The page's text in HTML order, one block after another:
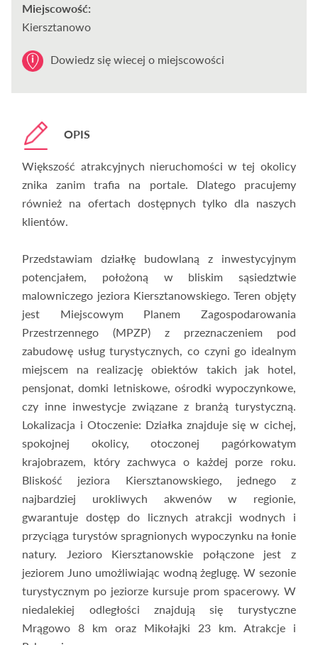
Miejscowość:
Kiersztanowo
Dowiedz się wiecej o miejscowości
OPIS
Większość atrakcyjnych nieruchomości w tej okolicy
znika zanim trafia na portale. Dlatego pracujemy
również na ofertach dostępnych tylko dla naszych
klientów.
Przedstawiam działkę budowlaną z inwestycyjnym
potencjałem, położoną w bliskim sąsiedztwie
malowniczego jeziora Kiersztanowskiego. Teren objęty
jest Miejscowym Planem Zagospodarowania
Przestrzennego (MPZP) z przeznaczeniem pod
zabudowę usług turystycznych, co czyni go idealnym
miejscem na realizację obiektów takich jak hotel,
pensjonat, domki letniskowe, ośrodki wypoczynkowe,
czy inne inwestycje związane z branżą turystyczną.
Lokalizacja i Otoczenie: Działka znajduje się w cichej,
spokojnej okolicy, otoczonej pagórkowatym
krajobrazem, który zachwyca o każdej porze roku.
Bliskość jeziora Kiersztanowskiego, jednego z
najbardziej urokliwych akwenów w regionie,
gwarantuje dostęp do licznych atrakcji wodnych i
przyciąga turystów spragnionych wypoczynku na łonie
natury. Jezioro Kiersztanowskie połączone jest z
jeziorem Juno umożliwiając wodną żeglugę. W sezonie
turystycznym po jeziorze kursuje prom spacerowy. W
niedalekiej odległości znajdują się turystyczne
Mrągowo 8 km oraz Mikołajki 23 km. Atrakcje i